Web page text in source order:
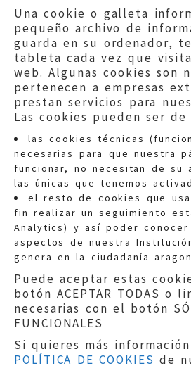
Una cookie o galleta
pequeño archivo de
guarda en su ordenador,
tableta cada vez que
web. Algunas cookies son
pertenecen a empresas
prestan servicios para
Las cookies pueden ser
las cookies técnicas
necesarias para que nuestra
funcionar, no necesitan de su
las únicas que tenemos
el resto de cookies que
fin realizar un seguimiento
Analytics) y así poder
aspectos de nuestra
genera en la ciudadanía
Puede aceptar estas
botón ACEPTAR TODAS o
necesarias con el botón
FUNCIONALES
Si quieres más
POLÍTICA DE COOKIES de
Quejas:
Información
Teléfonos:900 210